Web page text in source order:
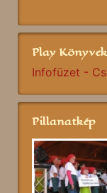
Play Könyvek
Infofüzet -
Pillanatkép